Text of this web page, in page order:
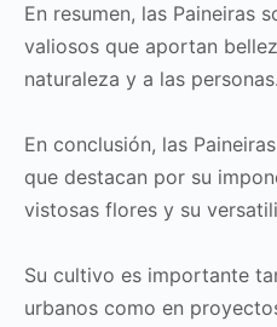
En resumen, las Paineiras
valiosos que aportan
naturaleza y a las personas.
En conclusión, las
que destacan por su
vistosas flores y su
Su cultivo es importante
urbanos como en